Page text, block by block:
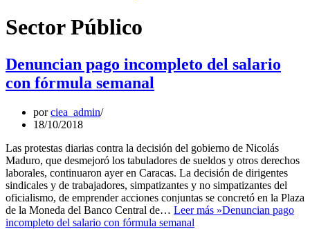
Sector Público
Denuncian pago incompleto del salario
con fórmula semanal
porciea_admin
18/10/2018
Las protestas diarias contra la decisión del gobierno de Nicolás
Maduro, que desmejoró los tabuladores de sueldos y otros derechos
laborales, continuaron ayer en Caracas. La decisión de dirigentes
sindicales y de trabajadores, simpatizantes y no simpatizantes del
oficialismo, de emprender acciones conjuntas se concretó en la Plaza
de la Moneda del Banco Central de… Leer más »Denuncian pago
incompleto del salario con fórmula semanal